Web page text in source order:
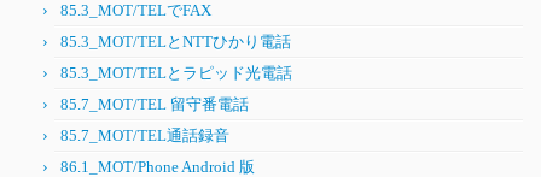
85.3_MOT/TELでFAX
85.3_MOT/TELとNTTひかり電話
85.3_MOT/TELとラピッド光電話
85.7_MOT/TEL 留守番電話
85.7_MOT/TEL通話録音
86.1_MOT/Phone Android 版